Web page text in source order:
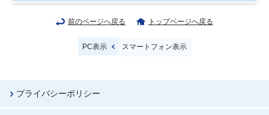
前のページへ戻る トップページへ戻る
PC表示 スマートフォン表示
プライバシーポリシー